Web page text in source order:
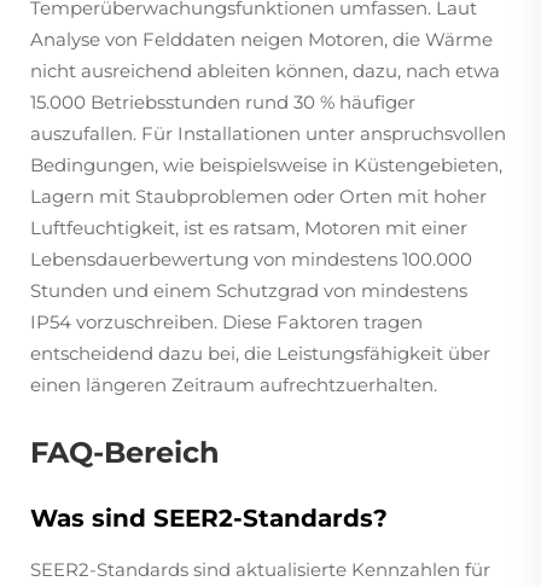
Temperüberwachungsfunktionen umfassen. Laut
Analyse von Felddaten neigen Motoren, die Wärme
nicht ausreichend ableiten können, dazu, nach etwa
15.000 Betriebsstunden rund 30 % häufiger
auszufallen. Für Installationen unter anspruchsvollen
Bedingungen, wie beispielsweise in Küstengebieten,
Lagern mit Staubproblemen oder Orten mit hoher
Luftfeuchtigkeit, ist es ratsam, Motoren mit einer
Lebensdauerbewertung von mindestens 100.000
Stunden und einem Schutzgrad von mindestens
IP54 vorzuschreiben. Diese Faktoren tragen
entscheidend dazu bei, die Leistungsfähigkeit über
einen längeren Zeitraum aufrechtzuerhalten.
FAQ-Bereich
Was sind SEER2-Standards?
SEER2-Standards sind aktualisierte Kennzahlen für